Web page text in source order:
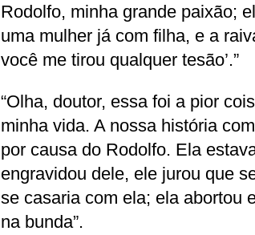
Rodolfo, minha grande paixão;
uma mulher já com filha, e a
você me tirou qualquer tesão’.”
“Olha, doutor, essa foi a pior
minha vida. A nossa história
por causa do Rodolfo. Ela
engravidou dele, ele jurou que
se casaria com ela; ela abortou
na bunda”.